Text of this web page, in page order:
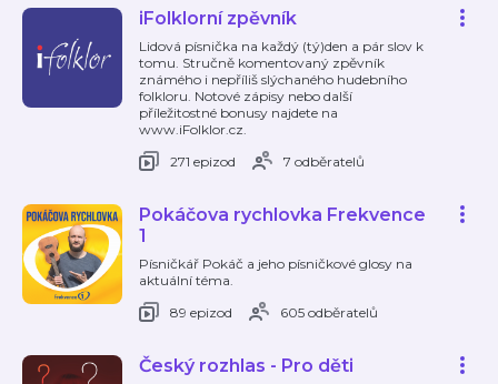
iFolklorní zpěvník
Lidová písnička na každý (tý)den a pár slov k
tomu. Stručně komentovaný zpěvník
známého i nepříliš slýchaného hudebního
folkloru. Notové zápisy nebo další
příležitostné bonusy najdete na
www.iFolklor.cz.
271 epizod
7 odběratelů
Pokáčova rychlovka Frekvence
1
Písničkář Pokáč a jeho písničkové glosy na
aktuální téma.
89 epizod
605 odběratelů
Český rozhlas - Pro děti